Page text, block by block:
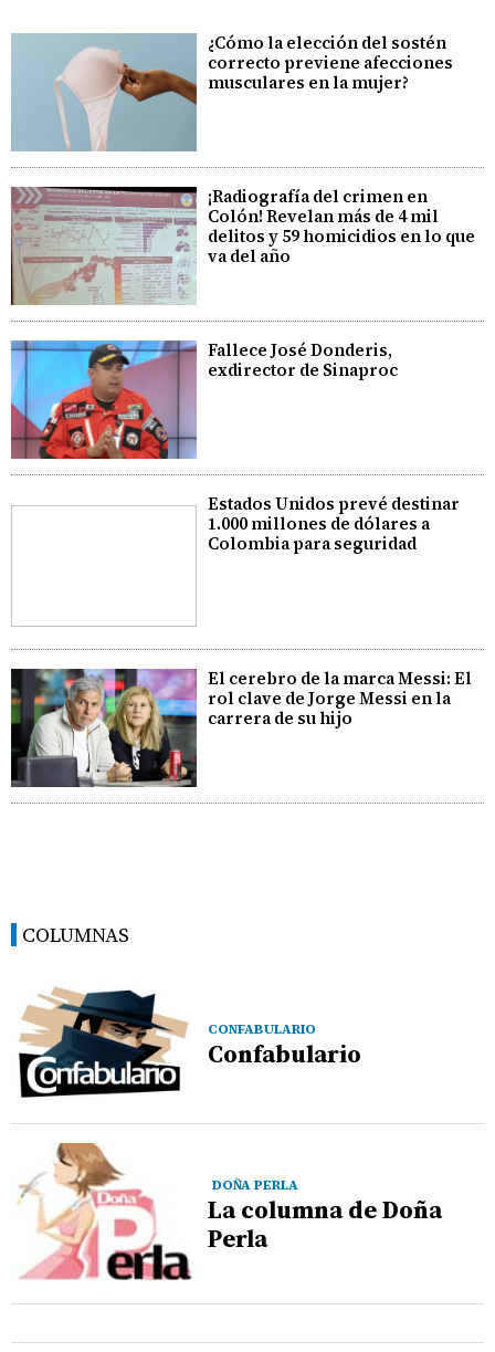
¿Cómo la elección del sostén
correcto previene afecciones
musculares en la mujer?
¡Radiografía del crimen en
Colón! Revelan más de 4 mil
delitos y 59 homicidios en lo que
va del año
Fallece José Donderis,
exdirector de Sinaproc
Estados Unidos prevé destinar
1.000 millones de dólares a
Colombia para seguridad
El cerebro de la marca Messi: El
rol clave de Jorge Messi en la
carrera de su hijo
COLUMNAS
CONFABULARIO
Confabulario
DOÑA PERLA
La columna de Doña
Perla